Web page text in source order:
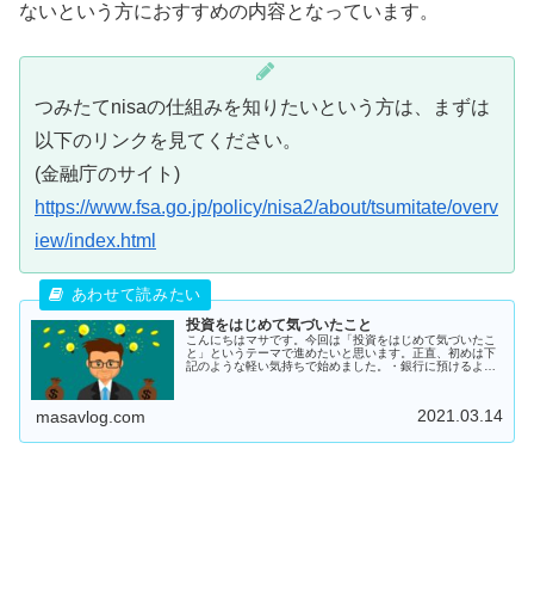
ないという方におすすめの内容となっています。
つみたてnisaの仕組みを知りたいという方は、まずは
以下のリンクを見てください。
(金融庁のサイト)
https://www.fsa.go.jp/policy/nisa2/about/tsumitate/overv
iew/index.html
投資をはじめて気づいたこと
こんにちはマサです。今回は「投資をはじめて気づいたこ
と」というテーマで進めたいと思います。正直、初めは下
記のような軽い気持ちで始めました。・銀行に預けるより
masavlog.com 2021.03.14